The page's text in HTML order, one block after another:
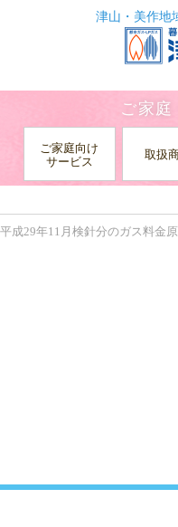
津山・美作地
ご家庭
ご家庭向け
サービス
取扱
平成29年11月検針分のガス料金